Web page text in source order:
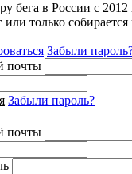
бега в России с 2012
только
Забыли
почты
Забыли пароль?
почты